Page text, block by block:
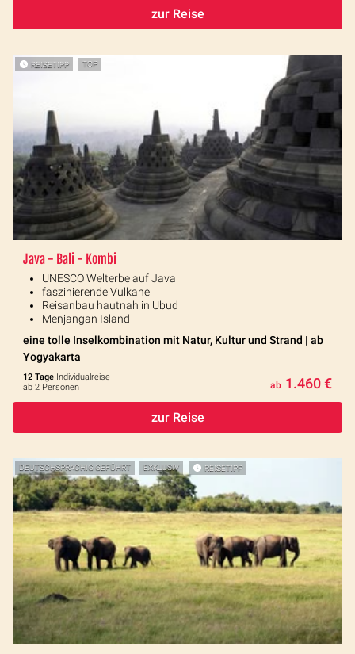
zur Reise
REISETIPP TOP
Java - Bali - Kombi
UNESCO Welterbe auf Java
faszinierende Vulkane
Reisanbau hautnah in Ubud
Menjangan Island
eine tolle Inselkombination mit Natur, Kultur und Strand | ab
Yogyakarta
12 Tage Individualreise
ab 2 Personen
ab 1.460 €
zur Reise
DEUTSCHSPRACHIG GEFÜHRT EXKLUSIV REISETIPP